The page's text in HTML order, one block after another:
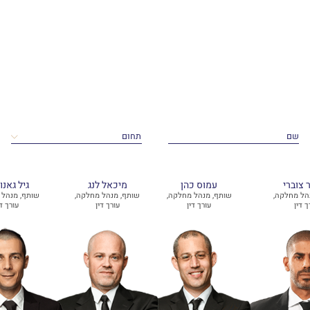
צוברי
מחלקה,
דין
עמוס כהן
שותף, מנהל מחלקה,
עורך דין
מיכאל לנג
שותף, מנהל מחלקה,
עורך דין
גיל
שותף,
עורך